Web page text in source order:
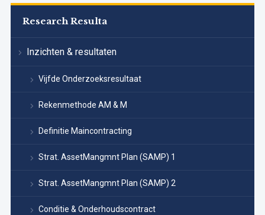
Research Resulta
Inzichten & resultaten
Vijfde Onderzoeksresultaat
Rekenmethode AM & M
Definitie Maincontracting
Strat. AssetMangmnt Plan (SAMP) 1
Strat. AssetMangmnt Plan (SAMP) 2
Conditie & Onderhoudscontract